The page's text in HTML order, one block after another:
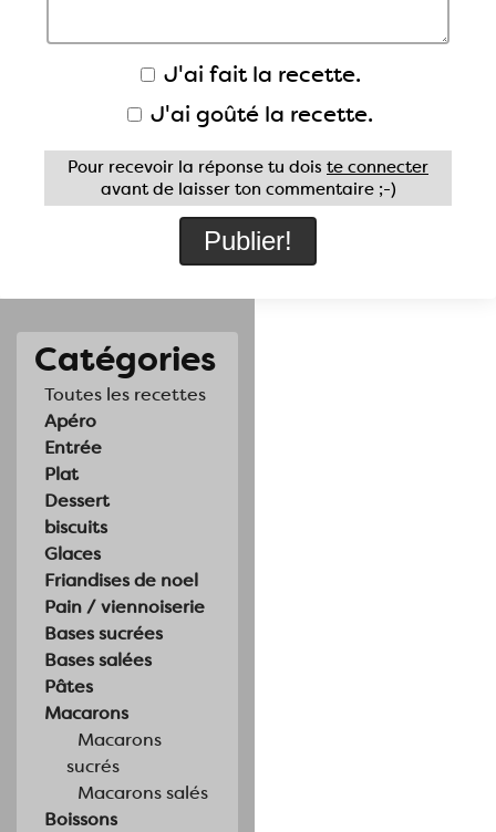
Catégories
Toutes les recettes
Apéro
Entrée
Plat
Dessert
biscuits
Glaces
Friandises de noel
Pain / viennoiserie
Bases sucrées
Bases salées
Pâtes
Macarons
Macarons
sucrés
Macarons salés
Boissons
J'ai fait la recette.
J'ai goûté la recette.
Pour recevoir la réponse tu dois te connecter
avant de laisser ton commentaire ;-)